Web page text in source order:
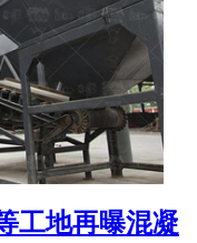
工地再曝混凝